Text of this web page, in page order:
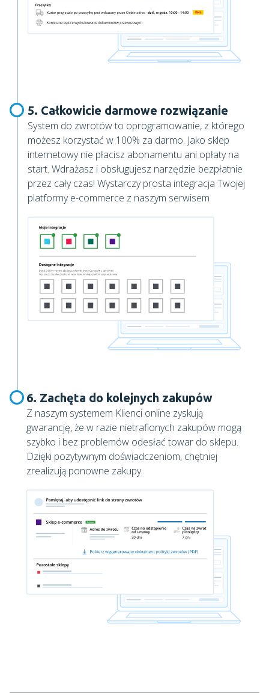
5. Całkowicie darmowe rozwiązanie
System do zwrotów to oprogramowanie, z którego
możesz korzystać w 100% za darmo. Jako sklep
internetowy nie płacisz abonamentu ani opłaty na
start. Wdrażasz i obsługujesz narzędzie bezpłatnie
przez cały czas! Wystarczy prosta integracja Twojej
platformy e-commerce z naszym serwisem
6. Zachęta do kolejnych zakupów
Z naszym systemem Klienci online zyskują
gwarancję, że w razie nietrafionych zakupów mogą
szybko i bez problemów odesłać towar do sklepu.
Dzięki pozytywnym doświadczeniom, chętniej
zrealizują ponowne zakupy.